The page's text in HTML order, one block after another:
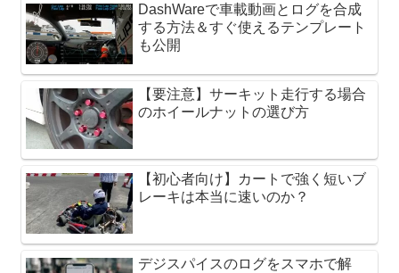
DashWareで車載動画とログを合成
する方法＆すぐ使えるテンプレート
も公開
【要注意】サーキット走行する場合
のホイールナットの選び方
【初心者向け】カートで強く短いブ
レーキは本当に速いのか？
デジスパイスのログをスマホで解